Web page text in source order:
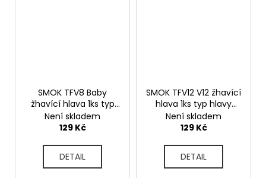
SMOK TFV8 Baby
žhavící hlava 1ks typ
hlavy X4 0,15ohm
Není skladem
129 Kč
DETAIL
SMOK TFV12 V12 žhavící
hlava 1ks typ hlavy
V12-Q4 0,15ohm
Není skladem
129 Kč
DETAIL